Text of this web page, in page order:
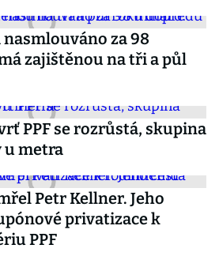
nasmlouváno za 98
zajištěnou na tři a půl
PPF se rozrůstá, skupina
u metra
Petr Kellner. Jeho
privatizace k
PPF